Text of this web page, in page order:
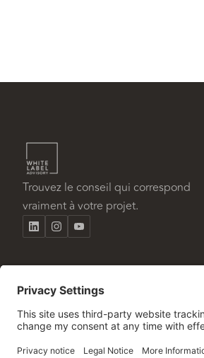
Trouvez le conseil qui correspond
vraiment à votre projet.